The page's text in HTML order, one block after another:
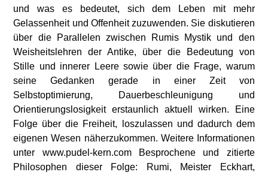
und was es bedeutet, sich dem Leben mit mehr
Gelassenheit und Offenheit zuzuwenden. Sie diskutieren
über die Parallelen zwischen Rumis Mystik und den
Weisheitslehren der Antike, über die Bedeutung von
Stille und innerer Leere sowie über die Frage, warum
seine Gedanken gerade in einer Zeit von
Selbstoptimierung, Dauerbeschleunigung und
Orientierungslosigkeit erstaunlich aktuell wirken. Eine
Folge über die Freiheit, loszulassen und dadurch dem
eigenen Wesen näherzukommen. Weitere Informationen
unter www.pudel-kern.com Besprochene und zitierte
Philosophen dieser Folge: Rumi, Meister Eckhart,